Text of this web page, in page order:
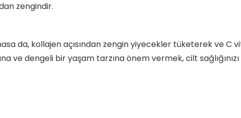
zengindir.
da, kollajen açısından zengin yiyecekler tüketerek ve C
ve dengeli bir yaşam tarzına önem vermek, cilt